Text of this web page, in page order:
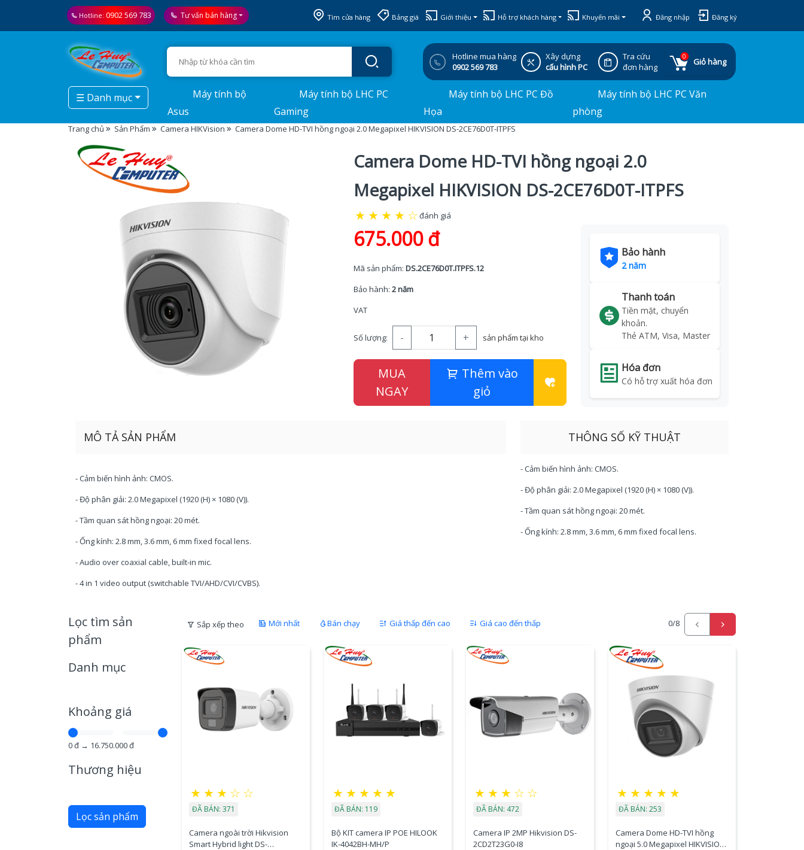
Hotline: 0902 569 783 Tư vấn bán hàng Tìm cửa hàng Bảng giá Giới thiệu Hỗ trợ khách hàng Khuyến mãi Đăng nhập Đăng ký
Hotline mua hàng
0902 569 783
Xây dựng
cấu hình PC
Tra cứu
đơn hàng
0
Giỏ hàng
☰ Danh mục
Máy tính bộ
Asus
Máy tính bộ LHC PC
Gaming
Máy tính bộ LHC PC Đồ
Họa
Máy tính bộ LHC PC Văn
phòng
Trang chủ Sản Phẩm Camera HIKVision Camera Dome HD-TVI hồng ngoại 2.0 Megapixel HIKVISION DS-2CE76D0T-ITPFS
Camera Dome HD-TVI hồng ngoại 2.0
Megapixel HIKVISION DS-2CE76D0T-ITPFS
★ ★ ★ ★ ☆đánh giá
675.000 đ
Mã sản phẩm: DS.2CE76D0T.ITPFS.12
Bảo hành: 2 năm
VAT
Số lượng: - + sản phẩm tại kho
MUA
NGAY
Thêm vào
giỏ
Bảo hành
2 năm
Thanh toán
Tiền mặt, chuyển
khoản.
Thẻ ATM, Visa, Master
Hóa đơn
Có hỗ trợ xuất hóa đơn
MÔ TẢ SẢN PHẨM
- Cảm biến hình ảnh: CMOS.
- Độ phân giải: 2.0 Megapixel (1920 (H) × 1080 (V)).
- Tầm quan sát hồng ngoại: 20 mét.
- Ống kính: 2.8 mm, 3.6 mm, 6 mm fixed focal lens.
- Audio over coaxial cable, built-in mic.
- 4 in 1 video output (switchable TVI/AHD/CVI/CVBS).
THÔNG SỐ KỸ THUẬT
- Cảm biến hình ảnh: CMOS.
- Độ phân giải: 2.0 Megapixel (1920 (H) × 1080 (V)).
- Tầm quan sát hồng ngoại: 20 mét.
- Ống kính: 2.8 mm, 3.6 mm, 6 mm fixed focal lens.
Lọc tìm sản
phẩm
Danh mục
Khoảng giá
0đ → 16.750.000đ
Thương hiệu
Lọc sản phẩm
Sắp xếp theo Mới nhất Bán chạy Giá thấp đến cao Giá cao đến thấp 0/8
★ ★ ★ ☆ ☆
ĐÃ BÁN: 371
Camera ngoài trời Hikvision
Smart Hybrid light DS-
★ ★ ★ ★ ★
ĐÃ BÁN: 119
Bộ KIT camera IP POE HILOOK
IK-4042BH-MH/P
★ ★ ★ ☆ ☆
ĐÃ BÁN: 472
Camera IP 2MP Hikvision DS-
2CD2T23G0-I8
★ ★ ★ ★ ★
ĐÃ BÁN: 253
Camera Dome HD-TVI hồng
ngoại 5.0 Megapixel HIKVISION